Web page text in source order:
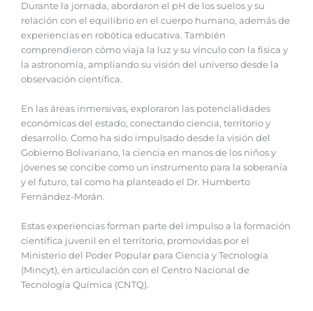
‎Durante la jornada, abordaron el pH de los suelos y su
relación con el equilibrio en el cuerpo humano, además de
experiencias en robótica educativa. También
comprendieron cómo viaja la luz y su vínculo con la física y
la astronomía, ampliando su visión del universo desde la
observación científica.
‎En las áreas inmersivas, exploraron las potencialidades
económicas del estado, conectando ciencia, territorio y
desarrollo. Como ha sido impulsado desde la visión del
Gobierno Bolivariano, la ciencia en manos de los niños y
jóvenes se concibe como un instrumento para la soberanía
y el futuro, tal como ha planteado el Dr. Humberto
Fernández-Morán.
‎Estas experiencias forman parte del impulso a la formación
científica juvenil en el territorio, promovidas por el
Ministerio del Poder Popular para Ciencia y Tecnología
(Mincyt), en articulación con el Centro Nacional de
Tecnología Química (CNTQ).